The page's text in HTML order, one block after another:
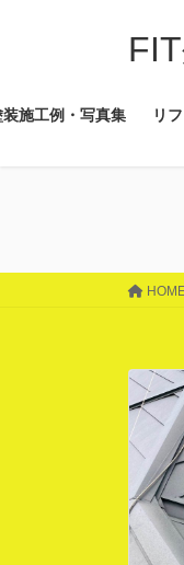
ツ
シ
装施工例・写真集 リ